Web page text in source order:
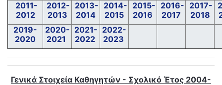
2011-
2012
2012-
2013
2013-
2014
2014-
2015
2015-
2016
2016-
2017
2017-
2018
2019-
2020
2020-
2021
2021-
2022
2022-
2023
Γενικά Στοιχεία Καθηγητών - Σχολικό Έτος 2004-